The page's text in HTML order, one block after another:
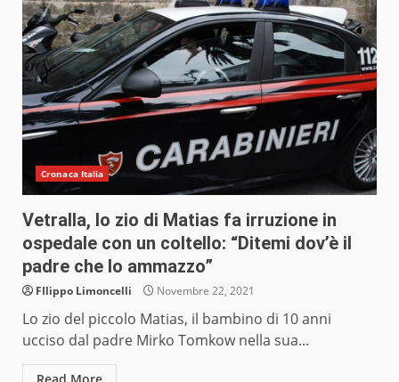
Cronaca Italia
Vetralla, lo zio di Matias fa irruzione in
ospedale con un coltello: “Ditemi dov’è il
padre che lo ammazzo”
FIlippo Limoncelli Novembre 22, 2021
Lo zio del piccolo Matias, il bambino di 10 anni
ucciso dal padre Mirko Tomkow nella sua...